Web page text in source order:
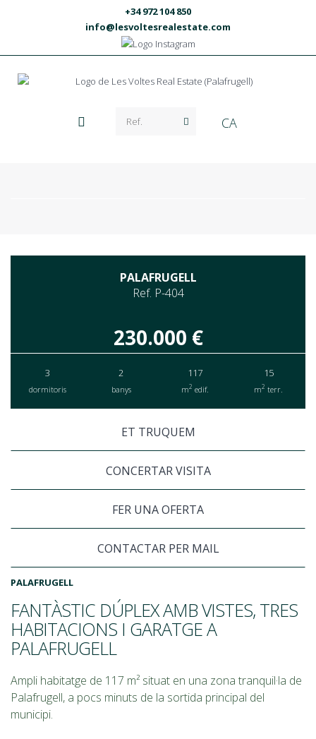
+34 972 104 850
info@lesvoltesrealestate.com
CA
PALAFRUGELL
Ref. P-404
230.000 €
3
dormitoris
2
banys
117
m2 edif.
15
m2 terr.
ET TRUQUEM
CONCERTAR VISITA
FER UNA OFERTA
CONTACTAR PER MAIL
PALAFRUGELL
FANTÀSTIC DÚPLEX AMB VISTES, TRES
HABITACIONS I GARATGE A
PALAFRUGELL
Ampli habitatge de 117 m² situat en una zona tranquil·la de
Palafrugell, a pocs minuts de la sortida principal del
municipi.